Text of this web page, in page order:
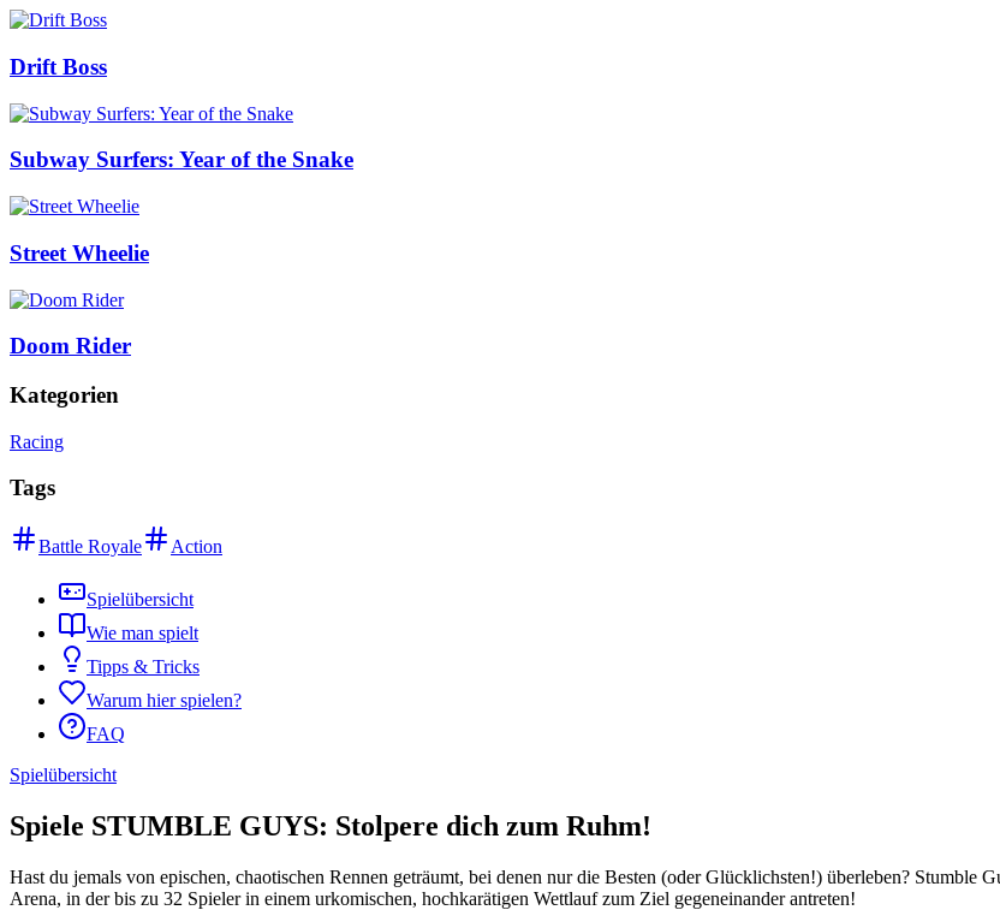
Drift Boss
Subway Surfers: Year of the Snake
Street Wheelie
Doom Rider
Kategorien
Racing
Tags
Battle Royale Action
Spielübersicht
Wie man spielt
Tipps & Tricks
Warum hier spielen?
FAQ
Spielübersicht
Spiele STUMBLE GUYS: Stolpere dich zum Ruhm!
Hast du jemals von epischen, chaotischen Rennen geträumt, bei denen nur die Besten (oder Glücklichsten!) überleben?
Arena, in der bis zu 32 Spieler in einem urkomischen, hochkarätigen Wettlauf zum Ziel gegeneinander antreten!